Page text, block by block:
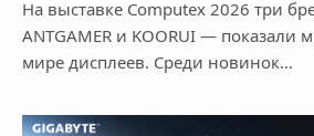
На выставке Computex 2026 три
ANTGAMER и KOORUI — показали
мире дисплеев. Среди новинок…